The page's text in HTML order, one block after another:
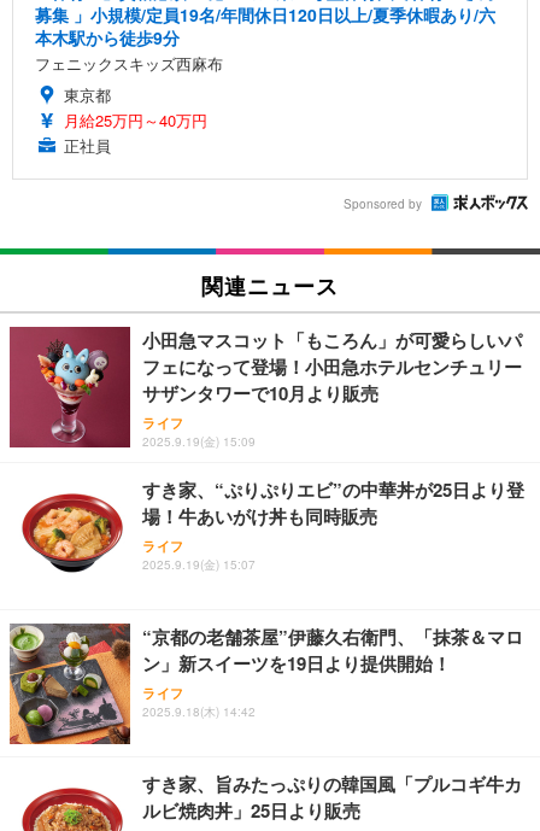
募集 」小規模/定員19名/年間休日120日以上/夏季休暇あり/六
本木駅から徒歩9分
フェニックスキッズ西麻布
東京都
月給25万円～40万円
正社員
Sponsored by
関連ニュース
小田急マスコット「もころん」が可愛らしいパ
フェになって登場！小田急ホテルセンチュリー
サザンタワーで10月より販売
ライフ
2025.9.19(金) 15:09
すき家、“ぷりぷりエビ”の中華丼が25日より登
場！牛あいがけ丼も同時販売
ライフ
2025.9.19(金) 15:07
“京都の老舗茶屋”伊藤久右衛門、「抹茶＆マロ
ン」新スイーツを19日より提供開始！
ライフ
2025.9.18(木) 14:42
すき家、旨みたっぷりの韓国風「プルコギ牛カ
ルビ焼肉丼」25日より販売